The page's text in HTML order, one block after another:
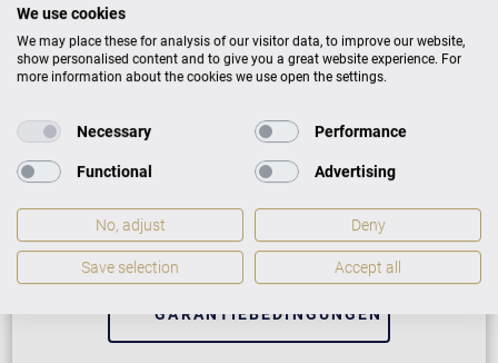
Neuinstrument
Reparatur durch Fachleute
GARANTIEBEDINGUNGEN
We use cookies
We may place these for analysis of our visitor data, to improve our website,
show personalised content and to give you a great website experience. For
more information about the cookies we use open the settings.
Necessary Performance
Functional Advertising
No, adjust Deny
Save selection Accept all